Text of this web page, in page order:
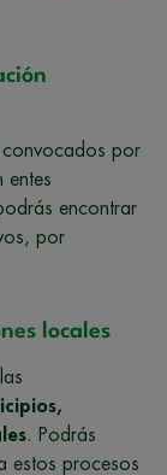
convocados por
entes
encontrar
por
locales
. Podrás
estos procesos